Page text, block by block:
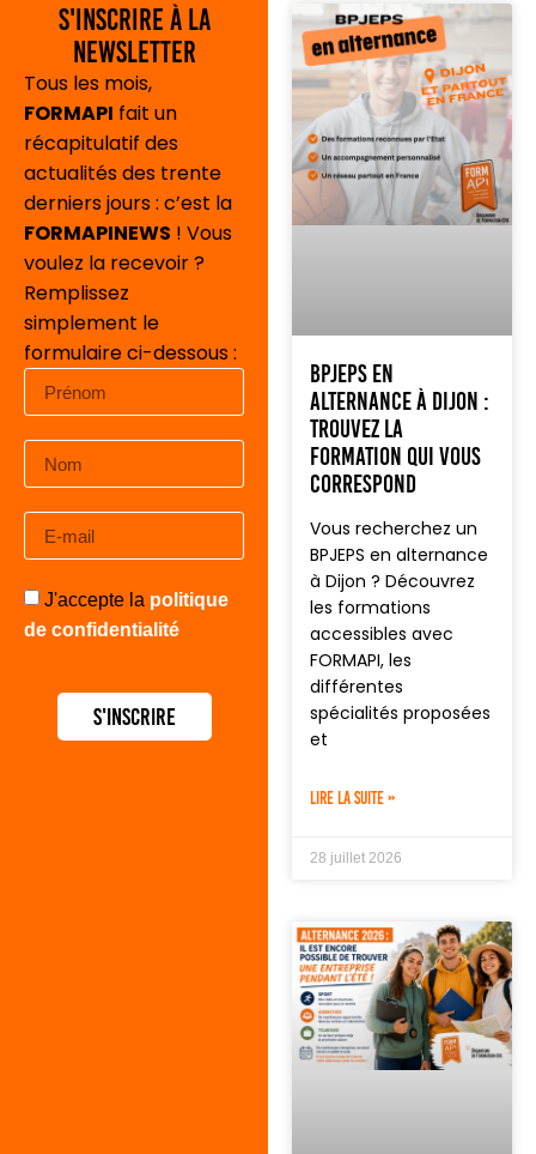
S'inscrire à la
newsletter
Tous les mois,
FORMAPI fait un
récapitulatif des
actualités des trente
derniers jours : c’est la
FORMAPINEWS ! Vous
voulez la recevoir ?
Remplissez
simplement le
formulaire ci-dessous :
J'accepte la politique
de confidentialité
S'inscrire
BPJEPS en
alternance à Dijon :
trouvez la
formation qui vous
correspond
Vous recherchez un
BPJEPS en alternance
à Dijon ? Découvrez
les formations
accessibles avec
FORMAPI, les
différentes
spécialités proposées
et
LIRE LA SUITE »
28 juillet 2026